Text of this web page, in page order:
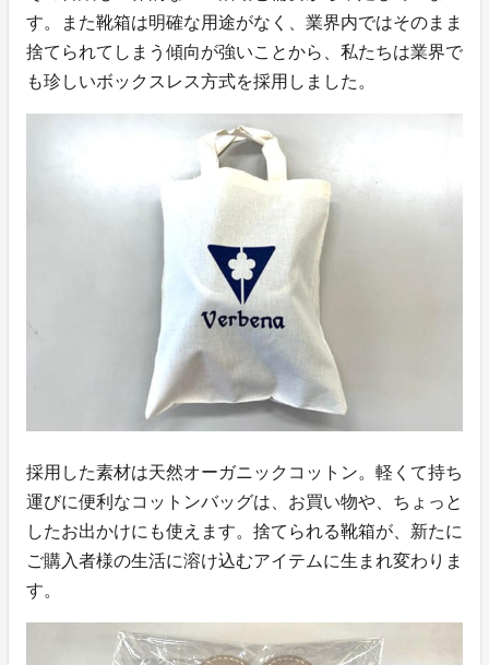
す。また靴箱は明確な用途がなく、業界内ではそのまま
捨てられてしまう傾向が強いことから、私たちは業界で
も珍しいボックスレス方式を採用しました。
採用した素材は天然オーガニックコットン。軽くて持ち
運びに便利なコットンバッグは、お買い物や、ちょっと
したお出かけにも使えます。捨てられる靴箱が、新たに
ご購入者様の生活に溶け込むアイテムに生まれ変わりま
す。